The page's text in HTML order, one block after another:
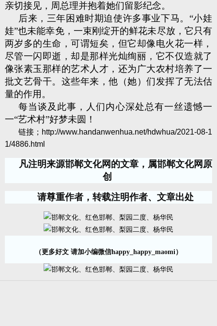
亲切接见，周总理并抱着她们留影纪念。
后来，三年困难时期迫使许多事业下马。“小娃
娃”也未能幸免，一束刚绽开的鲜花未尽放，它只有
两岁多的生命，可谓短矣，但它却像电火花一样，
尽管一闪即逝，却是那样光灿绚丽，它不仅造就了
像张素玉那样的艺术人才，还为广大农村培养了一
批文艺骨干。这些年来，他（她）们发挥了无法估
量的作用。
每当谈及此事，人们内心深处总有一丝遗憾一
一“艺术村”好梦未圆！
链接； http://www.handanwenhua.net/hdwhua/2021-08-1
1/4886.html
凡注明来源邯郸文化网的文章，属邯郸文化网原
创
请尊重作者，转载注明作者、文章出处
（更多好文 请加小编微信happy_happy_maomi）